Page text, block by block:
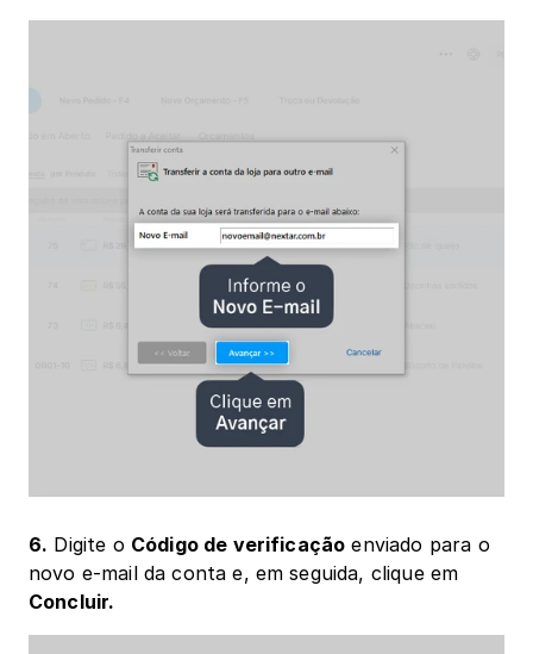
6. Digite o Código de verificação enviado para o
Concluir.